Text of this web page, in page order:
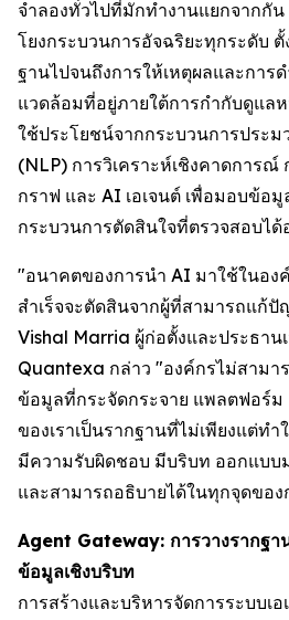
จำลองทั่วไปที่มักทำงานแยกจากกั
โยงกระบวนการอัจฉริยะทุกระดับ
ฐานไปจนถึงการให้เหตุผลและการ
แวดล้อมที่อยู่ภายใต้การกำกับดูแล
ใช้ประโยชน์จากกระบวนการประ
(NLP) การวิเคราะห์เชิงคาดการณ์
กราฟ และ AI เอเจนต์ เพื่อมอบข้อ
กระบวนการตัดสินใจที่ตรวจสอบไ
"อนาคตของการนำ AI มาใช้ในอง
สำเร็จจะตัดสินจากผู้ที่สามารถแก้
Vishal Marria ผู้ก่อตั้งและประธาน
Quantexa กล่าว "องค์กรไม่สามา
ข้อมูลที่กระจัดกระจาย แพลตฟอร์
ของเราเป็นรากฐานที่ไม่เพียงแต่ท
มีความรับผิดชอบ มีบริบท ออกแบบ
และสามารถอธิบายได้ในทุกจุดของ
Agent Gateway: การวางรากฐา
ข้อมูลเชิงบริบท
การสร้างและบริหารจัดการระบบเ